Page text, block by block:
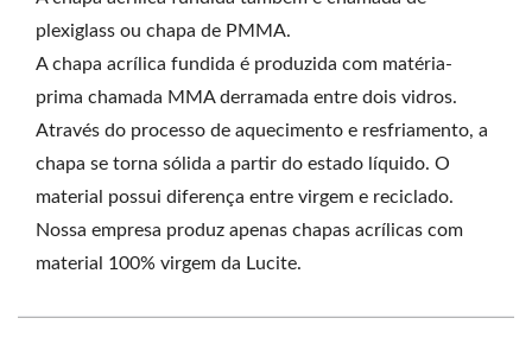
plexiglass ou chapa de PMMA.
A chapa acrílica fundida é produzida com matéria-
prima chamada MMA derramada entre dois vidros.
Através do processo de aquecimento e resfriamento, a
chapa se torna sólida a partir do estado líquido. O
material possui diferença entre virgem e reciclado.
Nossa empresa produz apenas chapas acrílicas com
material 100% virgem da Lucite.